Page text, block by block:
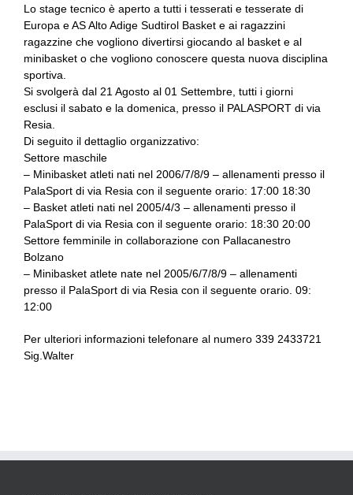
Lo stage tecnico è aperto a tutti i tesserati e tesserate di
Europa e AS Alto Adige Sudtirol Basket e ai ragazzini
ragazzine che vogliono divertirsi giocando al basket e al
minibasket o che vogliono conoscere questa nuova disciplina
sportiva.
Si svolgerà dal 21 Agosto al 01 Settembre, tutti i giorni
esclusi il sabato e la domenica, presso il PALASPORT di via
Resia.
Di seguito il dettaglio organizzativo:
Settore maschile
– Minibasket atleti nati nel 2006/7/8/9 – allenamenti presso il
PalaSport di via Resia con il seguente orario: 17:00 18:30
– Basket atleti nati nel 2005/4/3 – allenamenti presso il
PalaSport di via Resia con il seguente orario: 18:30 20:00
Settore femminile in collaborazione con Pallacanestro
Bolzano
– Minibasket atlete nate nel 2005/6/7/8/9 – allenamenti
presso il PalaSport di via Resia con il seguente orario. 09:
12:00
Per ulteriori informazioni telefonare al numero 339 2433721
Sig.Walter